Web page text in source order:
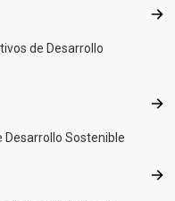
de Desarrollo
Desarrollo Sostenible